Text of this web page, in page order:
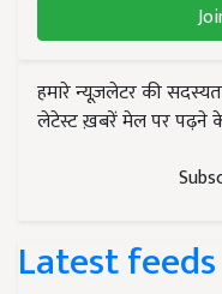
हमारे न्यूज़लेटर की
लेटेस्ट ख़बरें मेल पर पढ़ने
Latest feeds